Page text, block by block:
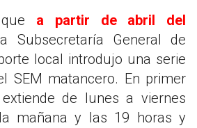
a partir de abril del
Subsecretaría General de
local introdujo una serie
SEM matancero. En primer
de lunes a viernes
mañana y las 19 horas y